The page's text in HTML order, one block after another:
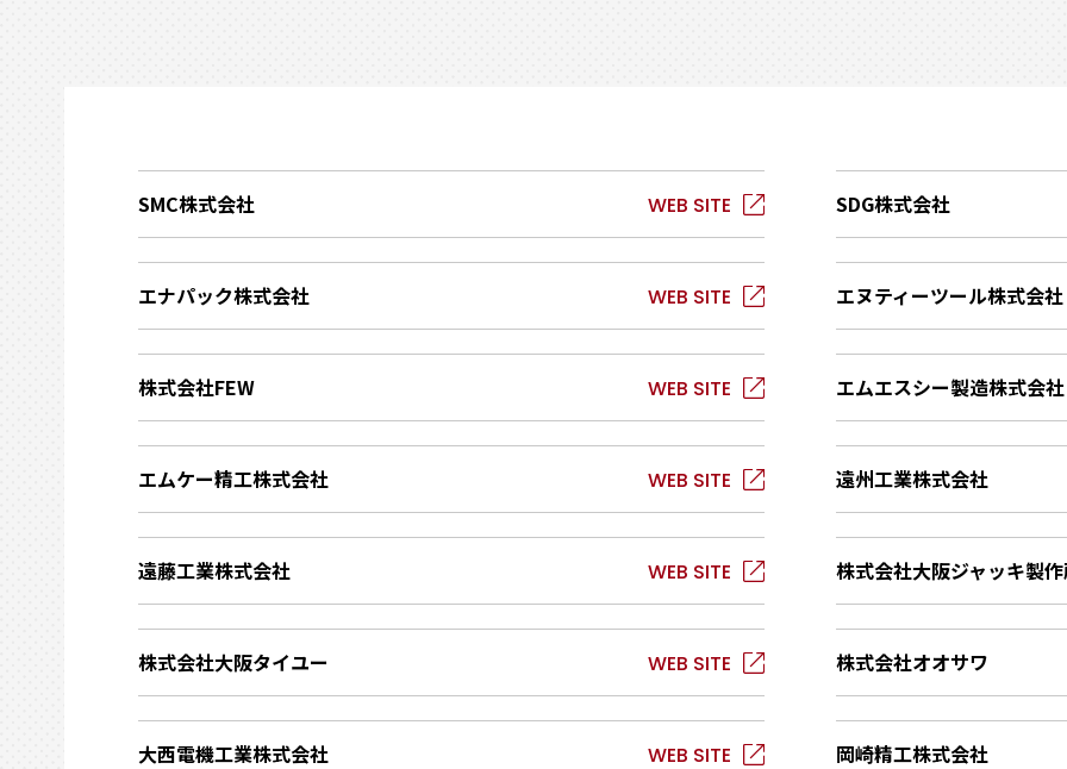
SMC株式会社 SDG株式会社
エナパック株式会社 エヌティーツール株式会社
株式会社FEW エムエスシー製造株式会社
エムケー精工株式会社 遠州工業株式会社
遠藤工業株式会社 株式会社大阪ジャッキ製
株式会社大阪タイユー 株式会社オオサワ
大西電機工業株式会社 岡崎精工株式会社